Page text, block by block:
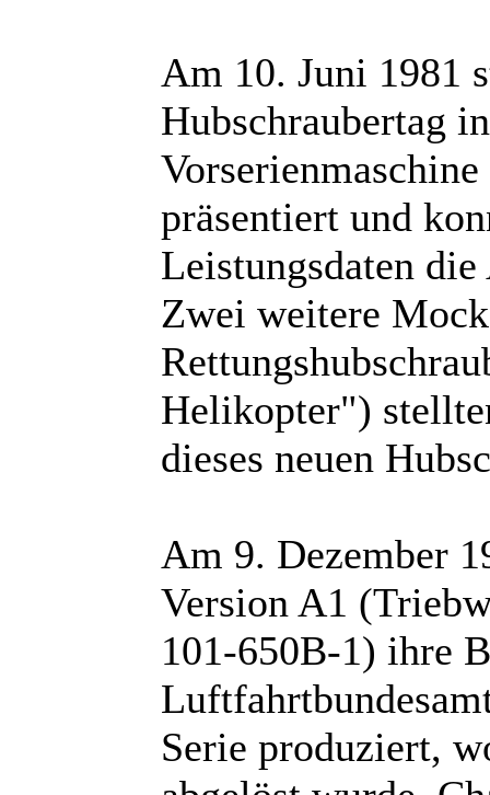
Am 10. Juni 1981
Hubschraubertag
präsentiert und
Leistungsdaten
Zwei weitere
Helikopter")
dieses neuen
Am 9. Dezember
Version A1
101-650B-1) ihre
Serie produziert,